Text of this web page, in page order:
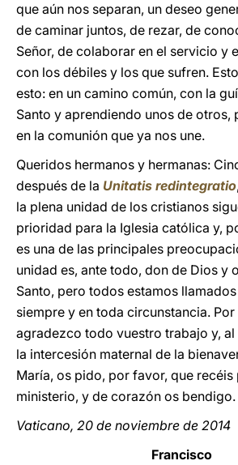
que aún nos separan, un deseo
de caminar juntos, de rezar, de
Señor, de colaborar en el servicio y
con los débiles y los que sufren.
esto: en un camino común, con la
Santo y aprendiendo unos de otros,
en la comunión que ya nos une.
Queridos hermanos y hermanas:
después de la Unitatis redintegratio
la plena unidad de los cristianos
prioridad para la Iglesia católica y,
es una de las principales
unidad es, ante todo, don de Dios y
Santo, pero todos estamos
siempre y en toda circunstancia.
agradezco todo vuestro trabajo y,
la intercesión maternal de la
María, os pido, por favor, que
ministerio, y de corazón os bendigo.
Vaticano, 20 de noviembre de 2014
Francisco